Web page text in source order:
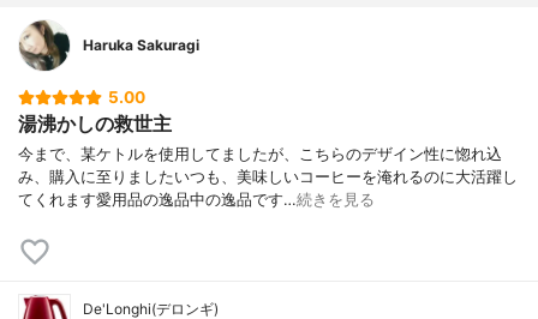
Haruka Sakuragi
5.00
湯沸かしの救世主
今まで、某ケトルを使用してましたが、こちらのデザイン性に惚れ込
み、購入に至りましたいつも、美味しいコーヒーを淹れるのに大活躍し
てくれます愛用品の逸品中の逸品です…続きを見る
De'Longhi(デロンギ)